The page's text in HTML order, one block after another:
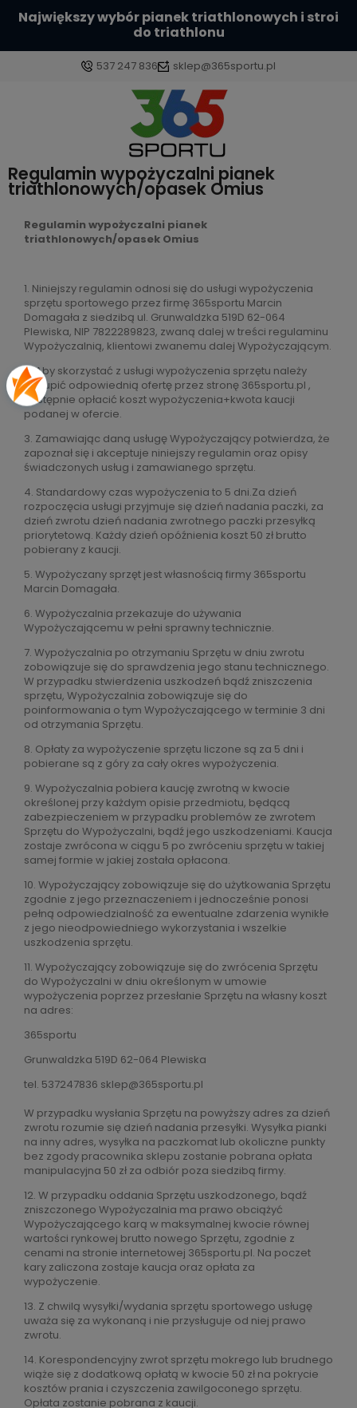
Największy wybór pianek triathlonowych i stroi
do triathlonu
537 247 836 sklep@365sportu.pl
Zaloguj się
Załóż konto
zaloguj się, aby przywrócić dodane produkty do
listy z poprzedniej sesji.
Regulamin wypożyczalni pianek
triathlonowych/opasek Omius
Regulamin wypożyczalni pianek
triathlonowych/opasek Omius
1. Niniejszy regulamin odnosi się do usługi wypożyczenia
sprzętu sportowego przez firmę 365sportu Marcin
Domagała z siedzibą ul. Grunwaldzka 519D 62-064
Plewiska, NIP 7822289823, zwaną dalej w treści regulaminu
Wypożyczalnią, klientowi zwanemu dalej Wypożyczającym.
2. Aby skorzystać z usługi wypożyczenia sprzętu należy
wykupić odpowiednią ofertę przez stronę 365sportu.pl ,
następnie opłacić koszt wypożyczenia+kwota kaucji
podanej w ofercie.
3. Zamawiając daną usługę Wypożyczający potwierdza, że
zapoznał się i akceptuje niniejszy regulamin oraz opisy
świadczonych usług i zamawianego sprzętu.
4. Standardowy czas wypożyczenia to 5 dni.Za dzień
rozpoczęcia usługi przyjmuje się dzień nadania paczki, za
dzień zwrotu dzień nadania zwrotnego paczki przesyłką
priorytetową. Każdy dzień opóźnienia koszt 50 zł brutto
pobierany z kaucji.
5. Wypożyczany sprzęt jest własnością firmy 365sportu
Marcin Domagała.
6. Wypożyczalnia przekazuje do używania
Wypożyczającemu w pełni sprawny technicznie.
7. Wypożyczalnia po otrzymaniu Sprzętu w dniu zwrotu
zobowiązuje się do sprawdzenia jego stanu technicznego.
W przypadku stwierdzenia uszkodzeń bądź zniszczenia
sprzętu, Wypożyczalnia zobowiązuje się do
poinformowania o tym Wypożyczającego w terminie 3 dni
od otrzymania Sprzętu.
8. Opłaty za wypożyczenie sprzętu liczone są za 5 dni i
pobierane są z góry za cały okres wypożyczenia.
9. Wypożyczalnia pobiera kaucję zwrotną w kwocie
określonej przy każdym opisie przedmiotu, będącą
zabezpieczeniem w przypadku problemów ze zwrotem
Sprzętu do Wypożyczalni, bądź jego uszkodzeniami. Kaucja
zostaje zwrócona w ciągu 5 po zwróceniu sprzętu w takiej
samej formie w jakiej została opłacona.
10. Wypożyczający zobowiązuje się do użytkowania Sprzętu
zgodnie z jego przeznaczeniem i jednocześnie ponosi
pełną odpowiedzialność za ewentualne zdarzenia wynikłe
z jego nieodpowiedniego wykorzystania i wszelkie
uszkodzenia sprzętu.
11. Wypożyczający zobowiązuje się do zwrócenia Sprzętu
do Wypożyczalni w dniu określonym w umowie
wypożyczenia poprzez przesłanie Sprzętu na własny koszt
na adres:
365sportu
Grunwaldzka 519D 62-064 Plewiska
tel. 537247836 sklep@365sportu.pl
W przypadku wysłania Sprzętu na powyższy adres za dzień
zwrotu rozumie się dzień nadania przesyłki. Wysyłka pianki
na inny adres, wysyłka na paczkomat lub okoliczne punkty
bez zgody pracownika sklepu zostanie pobrana opłata
manipulacyjna 50 zł za odbiór poza siedzibą firmy.
12. W przypadku oddania Sprzętu uszkodzonego, bądź
zniszczonego Wypożyczalnia ma prawo obciążyć
Wypożyczającego karą w maksymalnej kwocie równej
wartości rynkowej brutto nowego Sprzętu, zgodnie z
cenami na stronie internetowej 365sportu.pl. Na poczet
kary zaliczona zostaje kaucja oraz opłata za
wypożyczenie.
13. Z chwilą wysyłki/wydania sprzętu sportowego usługę
uważa się za wykonaną i nie przysługuje od niej prawo
zwrotu.
14. Korespondencyjny zwrot sprzętu mokrego lub brudnego
wiąże się z dodatkową opłatą w kwocie 50 zł na pokrycie
kosztów prania i czyszczenia zawilgoconego sprzętu.
Opłata zostanie pobrana z kaucji.